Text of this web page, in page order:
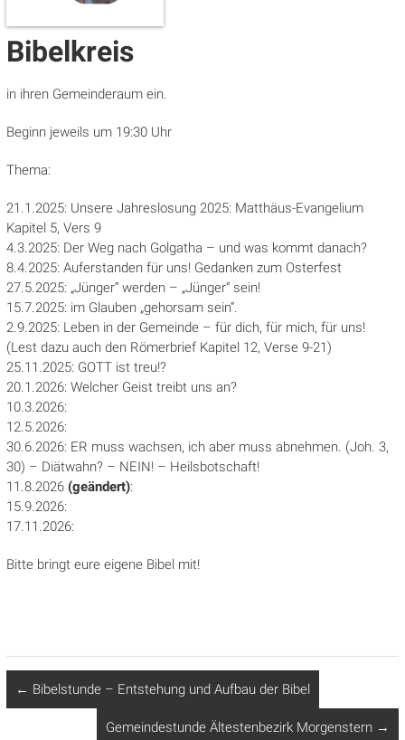
Bibelkreis
in ihren Gemeinderaum ein.
Beginn jeweils um 19:30 Uhr
Thema:
21.1.2025: Unsere Jahreslosung 2025: Matthäus-Evangelium
Kapitel 5, Vers 9
4.3.2025: Der Weg nach Golgatha – und was kommt danach?
8.4.2025: Auferstanden für uns! Gedanken zum Osterfest
27.5.2025: „Jünger“ werden – „Jünger“ sein!
15.7.2025: im Glauben „gehorsam sein“.
2.9.2025: Leben in der Gemeinde – für dich, für mich, für uns!
(Lest dazu auch den Römerbrief Kapitel 12, Verse 9-21)
25.11.2025: GOTT ist treu!?
20.1.2026: Welcher Geist treibt uns an?
10.3.2026:
12.5.2026:
30.6.2026: ER muss wachsen, ich aber muss abnehmen. (Joh. 3,
30) – Diätwahn? – NEIN! – Heilsbotschaft!
11.8.2026(geändert):
15.9.2026:
17.11.2026:
Bitte bringt eure eigene Bibel mit!
← Bibelstunde – Entstehung und Aufbau der Bibel
Gemeindestunde Ältestenbezirk Morgenstern →